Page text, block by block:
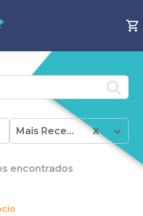
Mais Recentes
encontrados